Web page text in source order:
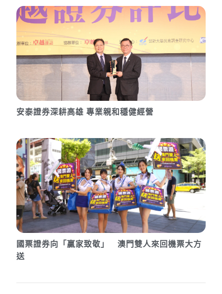
安泰證券深耕高雄 專業親和穩健經營
國票證券向「贏家致敬」 澳門雙人來回機票大方
送